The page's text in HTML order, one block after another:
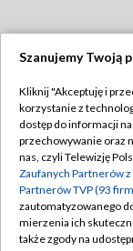
Abonament
Emisja w TVP
Centrum
Naziemna
Szanujemy Twoją
Kliknij "Akceptuję i
korzystanie z
dostęp do informacji
przechowywanie oraz
nas, czyli Telewizję
Zaufanych Partnerów
Partnerów TVP (93
zautomatyzowanego
mierzenia ich
także zgody na